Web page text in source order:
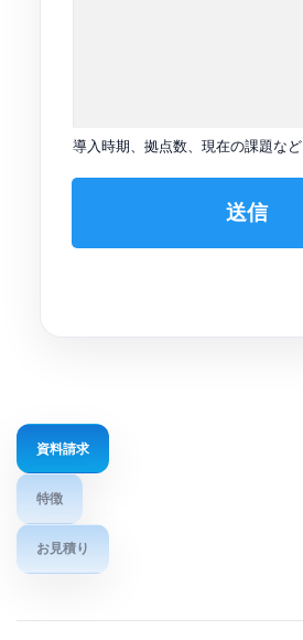
導入時期、拠点数、現在の課題など
送信
資料請求
特徴
お見積り